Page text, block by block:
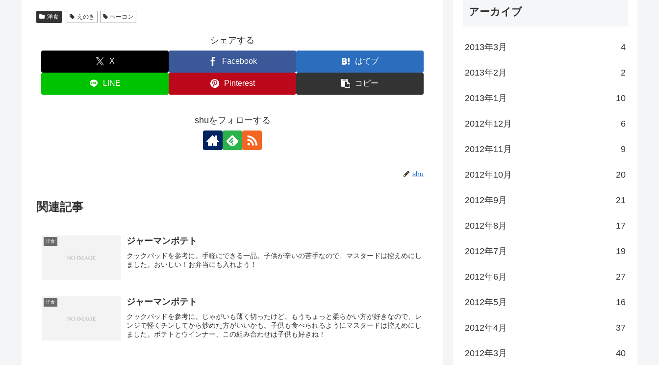
洋食 えのき ベーコン
シェアする
X Facebook はてブ
LINE Pinterest コピー
shuをフォローする
shu
関連記事
洋食 ジャーマンポテト
クックパッドを参考に。手軽にできる一品。子供が辛いの苦手なので、マスタードは控えめにし
ました。おいしい！お弁当にも入れよう！
洋食 ジャーマンポテト
クックパッドを参考に。じゃがいも薄く切ったけど、もうちょっと柔らかい方が好きなので、レ
ンジで軽くチンしてから炒めた方がいいかも。子供も食べられるようにマスタードは控えめにし
ました。ポテトとウインナー、この組み合わせは子供も好きね！
アーカイブ
2013年3月 4
2013年2月 2
2013年1月 10
2012年12月 6
2012年11月 9
2012年10月 20
2012年9月 21
2012年8月 17
2012年7月 19
2012年6月 27
2012年5月 16
2012年4月 37
2012年3月 40